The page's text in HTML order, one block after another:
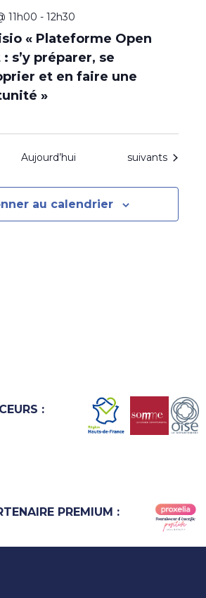
« Plateforme Open
s’y préparer, se
et en faire une
»
11h00 - 12h30
Aujourd’hui Évènements
suivants
au calendrier
:
PREMIUM :